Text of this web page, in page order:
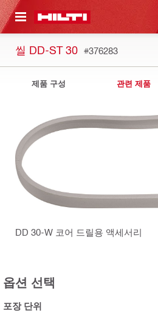
으로 건너뛰기
씰 DD-ST 30 #376283
제품 구성 관련 제품
DD 30-W 코어 드릴용 액세서리
옵션 선택
포장 단위